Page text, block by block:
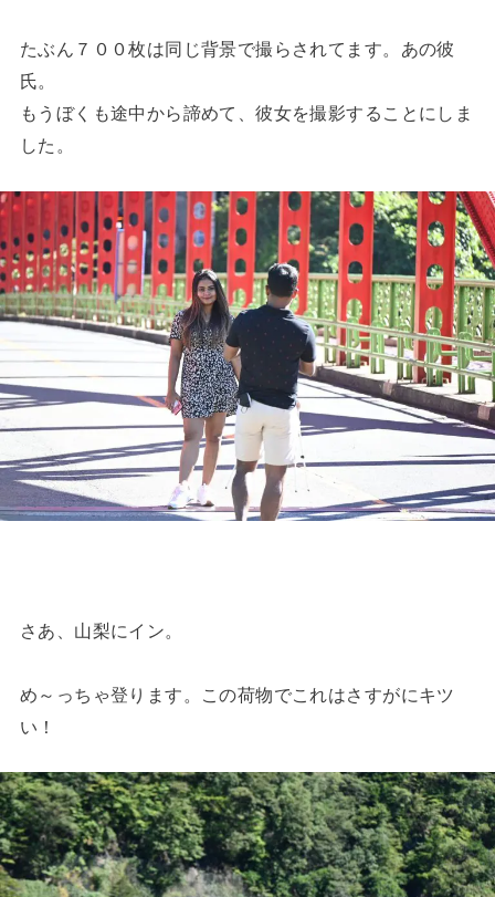
たぶん７００枚は同じ背景で撮らされてます。あの彼
氏。
もうぼくも途中から諦めて、彼女を撮影することにしま
した。
さあ、山梨にイン。
め～っちゃ登ります。この荷物でこれはさすがにキツ
い！